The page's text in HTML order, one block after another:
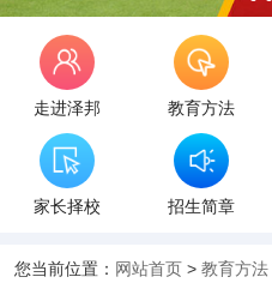
走进泽邦 教育方法
家长择校 招生简章
您当前位置： 网站首页 > 教育方法